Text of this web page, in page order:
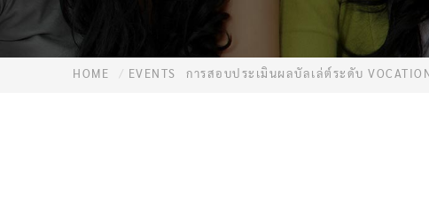
HOME EVENTS การสอบประเมินผลบัลเล่ต์ระดับ